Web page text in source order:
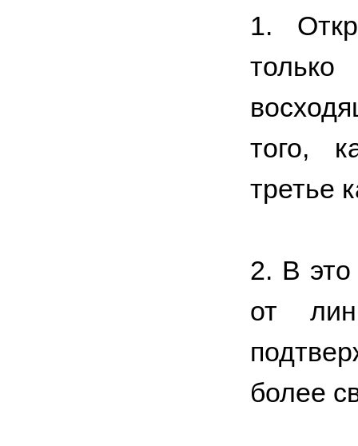
1.
того,
третье
2. В
от
более